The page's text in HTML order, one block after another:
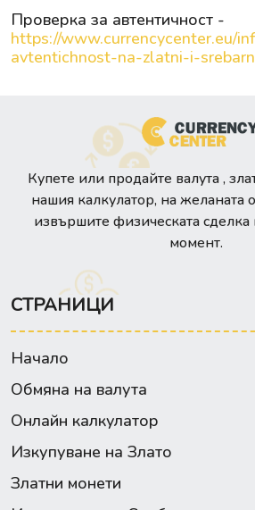
Проверка за автентичност -
https://www.currencycenter.eu/
avtentichnost-na-zlatni-i-
Купете или продайте валута ,
нашия калкулатор, на желаната
извършите физическата сделка
момент.
СТРАНИЦИ
Начало
Обмяна на валута
Онлайн калкулатор
Изкупуване на Злато
Златни монети